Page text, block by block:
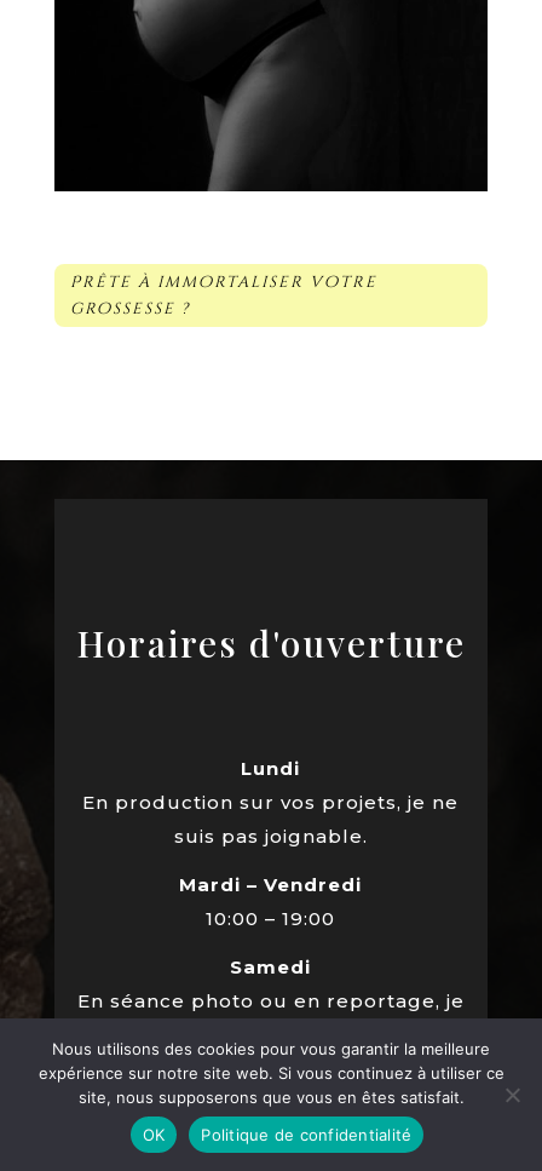
Prête à immortaliser votre
grossesse ?
Horaires d'ouverture
Lundi
En production sur vos projets, je ne
suis pas joignable.
Mardi – Vendredi
10:00 – 19:00
Samedi
En séance photo ou en reportage, je
réserver votre séance.
Dimanche
Je me repose ; )
Nous utilisons des cookies pour vous garantir la meilleure
expérience sur notre site web. Si vous continuez à utiliser ce
site, nous supposerons que vous en êtes satisfait.
OK
Politique de confidentialité